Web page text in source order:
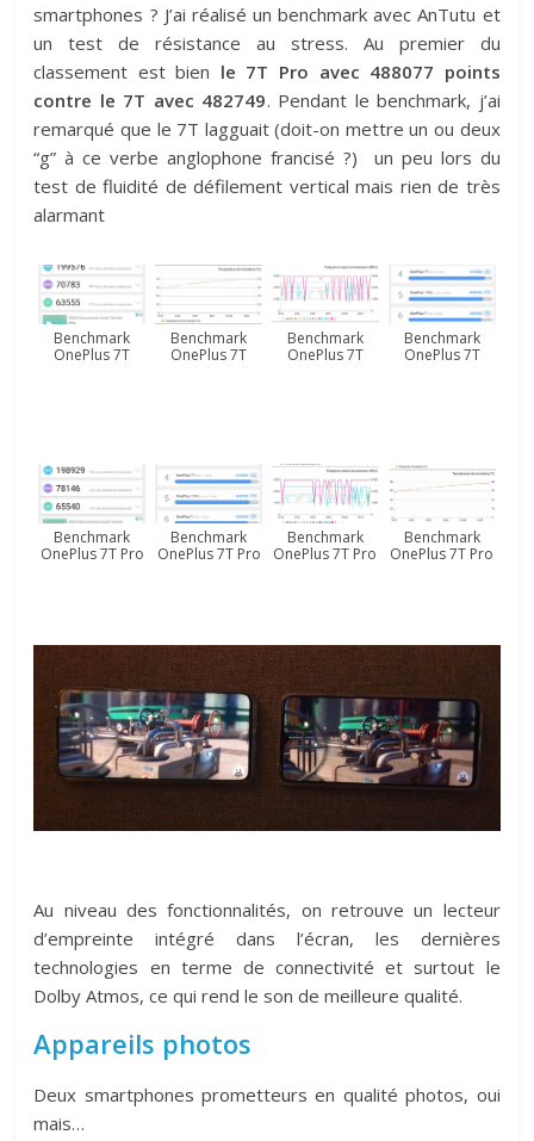
smartphones ? J’ai réalisé un benchmark avec AnTutu et
un test de résistance au stress. Au premier du
classement est bien le 7T Pro avec 488077 points
contre le 7T avec 482749. Pendant le benchmark, j’ai
remarqué que le 7T lagguait (doit-on mettre un ou deux
“g” à ce verbe anglophone francisé ?) un peu lors du
test de fluidité de défilement vertical mais rien de très
alarmant
Benchmark
OnePlus 7T
Benchmark
OnePlus 7T
Benchmark
OnePlus 7T
Benchmark
OnePlus 7T
Benchmark
OnePlus 7T Pro
Benchmark
OnePlus 7T Pro
Benchmark
OnePlus 7T Pro
Benchmark
OnePlus 7T Pro
Au niveau des fonctionnalités, on retrouve un lecteur
d’empreinte intégré dans l’écran, les dernières
technologies en terme de connectivité et surtout le
Dolby Atmos, ce qui rend le son de meilleure qualité.
Appareils photos
Deux smartphones prometteurs en qualité photos, oui
mais…